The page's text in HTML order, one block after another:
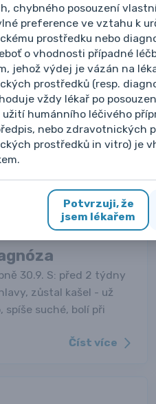
diagnózy
pacienta a
a léčbě. Jsem
57letý muž, vyšetřován
30.9. S: před 2 týdny
zůstal kašel - už
spíše suché, bolí při
Číst více
chybného posouzení
preference ve vztahu k
prostředku nebo
o vhodnosti případné
jehož výdej je vázán na
prostředků (resp.
vždy lékař po
humánního léčivého
nebo zdravotnických
prostředků in vitro) je
Potvrzuji, že
jsem lékařem